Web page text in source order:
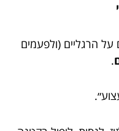
על הרגליים (ולפעמים
.